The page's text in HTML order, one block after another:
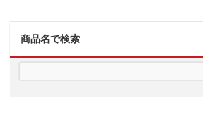
商品名で検索